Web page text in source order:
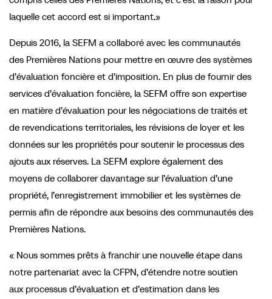
laquelle cet accord est si important.»
Depuis 2016, la SEFM a collaboré avec les communautés
des Premières Nations pour mettre en œuvre des systèmes
d’évaluation foncière et d’imposition. En plus de fournir des
services d’évaluation foncière, la SEFM offre son expertise
en matière d’évaluation pour les négociations de traités et
de revendications territoriales, les révisions de loyer et les
données sur les propriétés pour soutenir le processus des
ajouts aux réserves. La SEFM explore également des
moyens de collaborer davantage sur l’évaluation d’une
propriété, l’enregistrement immobilier et les systèmes de
permis afin de répondre aux besoins des communautés des
Premières Nations.
« Nous sommes prêts à franchir une nouvelle étape dans
notre partenariat avec la CFPN, d’étendre notre soutien
aux processus d’évaluation et d’estimation dans les